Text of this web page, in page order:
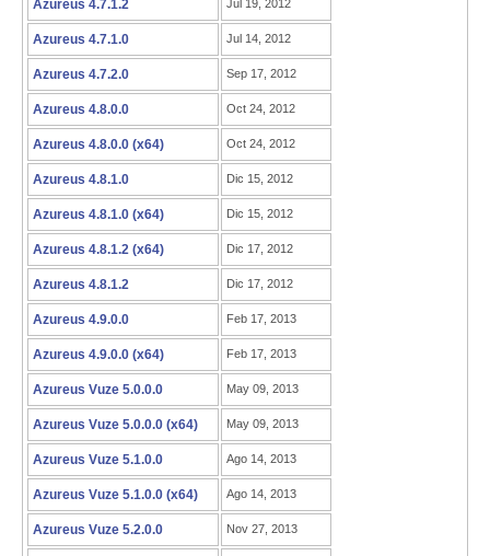
Azureus 4.7.1.2 Jul 19, 2012
Azureus 4.7.1.0 Jul 14, 2012
Azureus 4.7.2.0 Sep 17, 2012
Azureus 4.8.0.0 Oct 24, 2012
Azureus 4.8.0.0 (x64) Oct 24, 2012
Azureus 4.8.1.0 Dic 15, 2012
Azureus 4.8.1.0 (x64) Dic 15, 2012
Azureus 4.8.1.2 (x64) Dic 17, 2012
Azureus 4.8.1.2 Dic 17, 2012
Azureus 4.9.0.0 Feb 17, 2013
Azureus 4.9.0.0 (x64) Feb 17, 2013
Azureus Vuze 5.0.0.0 May 09, 2013
Azureus Vuze 5.0.0.0 (x64) May 09, 2013
Azureus Vuze 5.1.0.0 Ago 14, 2013
Azureus Vuze 5.1.0.0 (x64) Ago 14, 2013
Azureus Vuze 5.2.0.0 Nov 27, 2013